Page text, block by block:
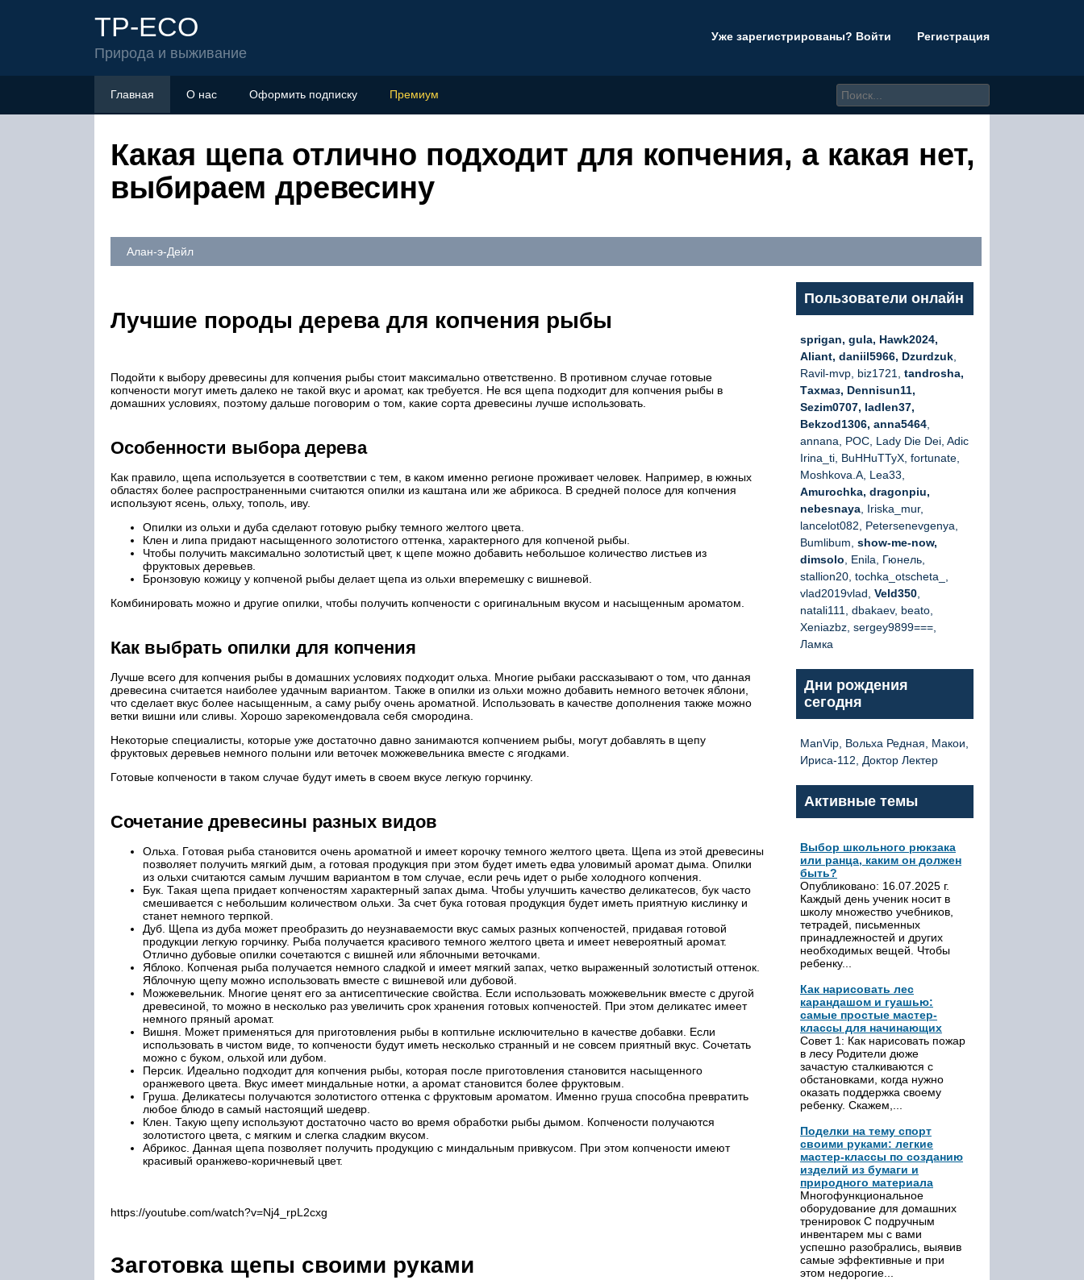
TP-ECO
Природа и выживание
Уже зарегистрированы? Войти Регистрация
Главная О нас Оформить подписку Премиум
Какая щепа отлично подходит для копчения, а какая нет,
выбираем древесину
Алан-э-Дейл
Лучшие породы дерева для копчения рыбы
Подойти к выбору древесины для копчения рыбы стоит максимально ответственно. В противном случае готовые
копчености могут иметь далеко не такой вкус и аромат, как требуется. Не вся щепа подходит для копчения рыбы в
домашних условиях, поэтому дальше поговорим о том, какие сорта древесины лучше использовать.
Особенности выбора дерева
Как правило, щепа используется в соответствии с тем, в каком именно регионе проживает человек. Например, в южных
областях более распространенными считаются опилки из каштана или же абрикоса. В средней полосе для копчения
используют ясень, ольху, тополь, иву.
Опилки из ольхи и дуба сделают готовую рыбку темного желтого цвета.
Клен и липа придают насыщенного золотистого оттенка, характерного для копченой рыбы.
Чтобы получить максимально золотистый цвет, к щепе можно добавить небольшое количество листьев из
фруктовых деревьев.
Бронзовую кожицу у копченой рыбы делает щепа из ольхи вперемешку с вишневой.
Комбинировать можно и другие опилки, чтобы получить копчености с оригинальным вкусом и насыщенным ароматом.
Как выбрать опилки для копчения
Лучше всего для копчения рыбы в домашних условиях подходит ольха. Многие рыбаки рассказывают о том, что данная
древесина считается наиболее удачным вариантом. Также в опилки из ольхи можно добавить немного веточек яблони,
что сделает вкус более насыщенным, а саму рыбу очень ароматной. Использовать в качестве дополнения также можно
ветки вишни или сливы. Хорошо зарекомендовала себя смородина.
Некоторые специалисты, которые уже достаточно давно занимаются копчением рыбы, могут добавлять в щепу
фруктовых деревьев немного полыни или веточек можжевельника вместе с ягодками.
Готовые копчености в таком случае будут иметь в своем вкусе легкую горчинку.
Сочетание древесины разных видов
Ольха. Готовая рыба становится очень ароматной и имеет корочку темного желтого цвета. Щепа из этой древесины
позволяет получить мягкий дым, а готовая продукция при этом будет иметь едва уловимый аромат дыма. Опилки
из ольхи считаются самым лучшим вариантом в том случае, если речь идет о рыбе холодного копчения.
Бук. Такая щепа придает копченостям характерный запах дыма. Чтобы улучшить качество деликатесов, бук часто
смешивается с небольшим количеством ольхи. За счет бука готовая продукция будет иметь приятную кислинку и
станет немного терпкой.
Дуб. Щепа из дуба может преобразить до неузнаваемости вкус самых разных копченостей, придавая готовой
продукции легкую горчинку. Рыба получается красивого темного желтого цвета и имеет невероятный аромат.
Отлично дубовые опилки сочетаются с вишней или яблочными веточками.
Яблоко. Копченая рыба получается немного сладкой и имеет мягкий запах, четко выраженный золотистый оттенок.
Яблочную щепу можно использовать вместе с вишневой или дубовой.
Можжевельник. Многие ценят его за антисептические свойства. Если использовать можжевельник вместе с другой
древесиной, то можно в несколько раз увеличить срок хранения готовых копченостей. При этом деликатес имеет
немного пряный аромат.
Вишня. Может применяться для приготовления рыбы в коптильне исключительно в качестве добавки. Если
использовать в чистом виде, то копчености будут иметь несколько странный и не совсем приятный вкус. Сочетать
можно с буком, ольхой или дубом.
Персик. Идеально подходит для копчения рыбы, которая после приготовления становится насыщенного
оранжевого цвета. Вкус имеет миндальные нотки, а аромат становится более фруктовым.
Груша. Деликатесы получаются золотистого оттенка с фруктовым ароматом. Именно груша способна превратить
любое блюдо в самый настоящий шедевр.
Клен. Такую щепу используют достаточно часто во время обработки рыбы дымом. Копчености получаются
золотистого цвета, с мягким и слегка сладким вкусом.
Абрикос. Данная щепа позволяет получить продукцию с миндальным привкусом. При этом копчености имеют
красивый оранжево-коричневый цвет.
https://youtube.com/watch?v=Nj4_rpL2cxg
Заготовка щепы своими руками
Пользователи онлайн
sprigan, gula, Hawk2024,
Aliant, daniil5966, Dzurdzuk
Ravil-mvp, biz1721, tandrosha,
Тахмаз, Dennisun11,
Sezim0707, ladlen37,
Bekzod1306, anna5464
annana, РОС, Lady Die Dei, Adic
Irina_ti, BuHHuTTyX, fortunate,
Moshkova.A, Lea33,
Amurochka, dragonpiu,
nebesnaya , Iriska_mur,
lancelot082, Petersenevgenya,
Bumlibum, show-me-now,
dimsolo , Enila, Гюнель,
stallion20, tochka_otscheta_,
vlad2019vlad, Veld350
natali111, dbakaev, beato,
Xeniazbz, sergey9899===,
Ламка
Дни рождения
сегодня
ManVip, Вольха Редная, Макои,
Ириса-112, Доктор Лектер
Активные темы
Выбор школьного рюкзака
или ранца, каким он должен
быть?
Опубликовано: 16.07.2025 г.
Каждый день ученик носит в
школу множество учебников,
тетрадей, письменных
принадлежностей и других
необходимых вещей. Чтобы
ребенку...
Как нарисовать лес
карандашом и гуашью:
самые простые мастер-
классы для начинающих
Совет 1: Как нарисовать пожар
в лесу Родители дюже
зачастую сталкиваются с
обстановками, когда нужно
оказать поддержка своему
ребенку. Скажем,...
Поделки на тему спорт
своими руками: легкие
мастер-классы по созданию
изделий из бумаги и
природного материала
Многофункциональное
оборудование для домашних
тренировок С подручным
инвентарем мы с вами
успешно разобрались, выявив
самые эффективные и при
этом недорогие...